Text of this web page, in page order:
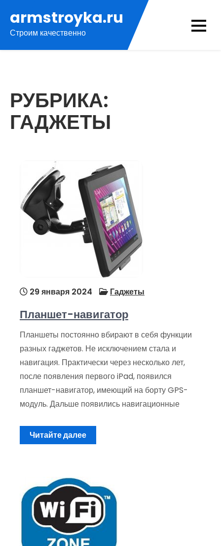
содержимому
armstroyka.ru
Строим качественно
РУБРИКА:
ГАДЖЕТЫ
29 января 2024 Гаджеты
Планшет-навигатор
Планшеты постоянно вбирают в себя функции
разных гаджетов. Не исключением стала и
навигация. Практически через несколько лет,
после появления первого iPad, появился
планшет-навигатор, имеющий на борту GPS-
модуль. Дальше появились навигационные
Читайте далее